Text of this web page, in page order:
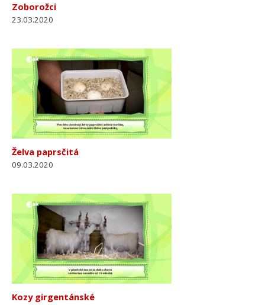
Zoborožci
23.03.2020
Želva paprsčitá
09.03.2020
Kozy girgentánské